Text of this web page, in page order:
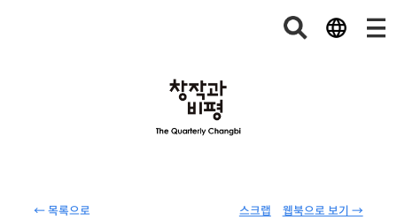
← 목록으로 웹북으로 보기 →
스크랩